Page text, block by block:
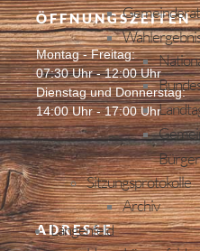
Gemeinderat
Sitzungsprotokolle
Archiv
Längenfeld
ÖFFNUNGSZEITEN
Montag - Freitag:
07:30 Uhr - 12:00 Uhr
Dienstag und Donnerstag:
14:00 Uhr - 17:00 Uhr
ADRESSE